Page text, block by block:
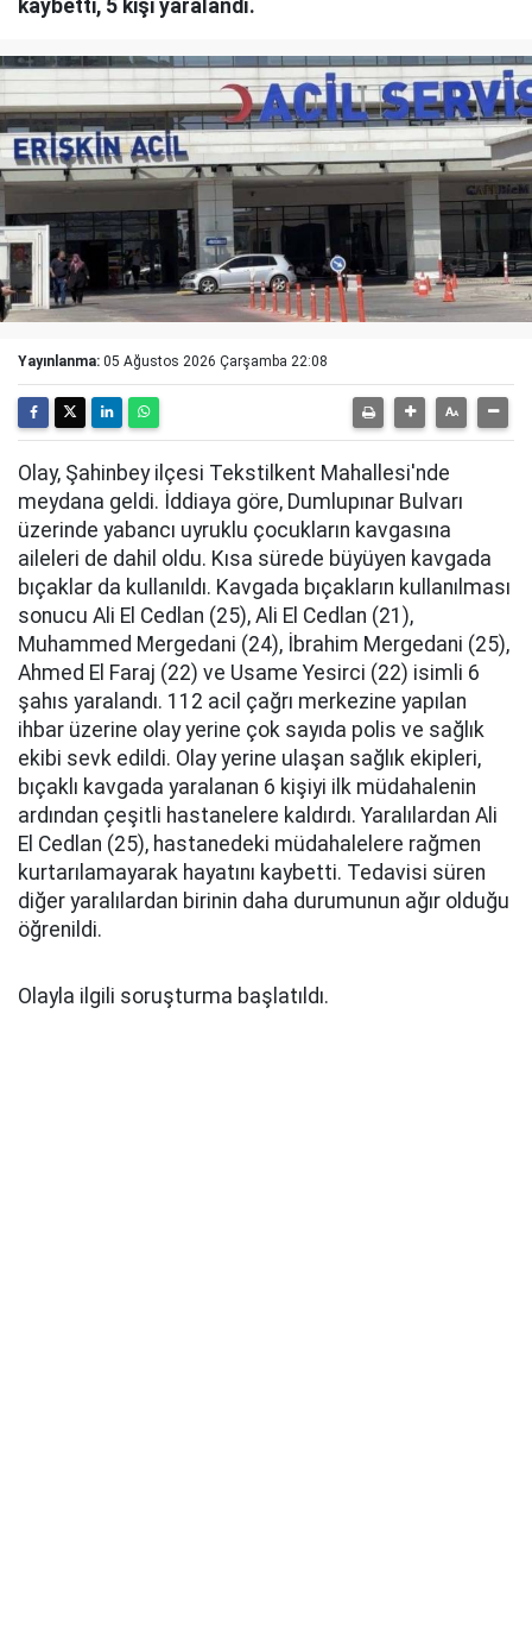
kaybetti, 5 kişi yaralandı.
Yayınlanma: 05 Ağustos 2026 Çarşamba 22:08
Olay, Şahinbey ilçesi Tekstilkent Mahallesi'nde
meydana geldi. İddiaya göre, Dumlupınar Bulvarı
üzerinde yabancı uyruklu çocukların kavgasına
aileleri de dahil oldu. Kısa sürede büyüyen kavgada
bıçaklar da kullanıldı. Kavgada bıçakların kullanılması
sonucu Ali El Cedlan (25), Ali El Cedlan (21),
Muhammed Mergedani (24), İbrahim Mergedani (25),
Ahmed El Faraj (22) ve Usame Yesirci (22) isimli 6
şahıs yaralandı. 112 acil çağrı merkezine yapılan
ihbar üzerine olay yerine çok sayıda polis ve sağlık
ekibi sevk edildi. Olay yerine ulaşan sağlık ekipleri,
bıçaklı kavgada yaralanan 6 kişiyi ilk müdahalenin
ardından çeşitli hastanelere kaldırdı. Yaralılardan Ali
El Cedlan (25), hastanedeki müdahalelere rağmen
kurtarılamayarak hayatını kaybetti. Tedavisi süren
diğer yaralılardan birinin daha durumunun ağır olduğu
öğrenildi.
Olayla ilgili soruşturma başlatıldı.